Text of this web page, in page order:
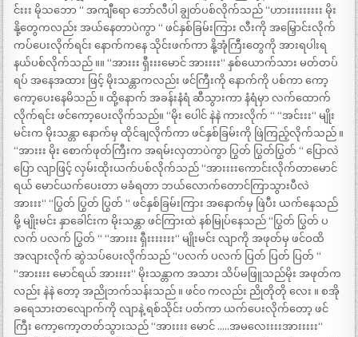
င်းးး မိုသဘော “ အကျီရော ဘော်လီပါ ချွတ်ပစ်လိုက်သည် “ဟားးးးးးးးး မိုး
နို့တွေကလည်း အယ်နေတာပဲကွာ “ ဖင်နှစ်ခြမ်းကြား လီးကို အမြှောင်းလိုက်
ကပ်ပေးလိုက်ရင်း နောက်ကနေ သိုင်းဖက်ကာ နို့အုံကြီးတွေကို အားရပါးရ
နယ်ပစ်လိုက်သည် ။။ “အားးး ရှီးးးမောင် အားးးး“ နှစ်ယောက်သား မတ်တပ်
ရပ် အနေအထား ဖြင့် မိုးသန္တာကလည်း ဖင်ကြီးကို နောက်ကို ပစ်ကာ ကော့
ကော့ပေးနေမိသည် ။ ထို့နောက် အခန်းနံရံ ဆီသွားကာ နံရံမှာ လက်ထောက်
လိုက်ရင်း ဖင်ကော့ပေးလိုက်သည်။ “မိုး ပေါင် နဲနဲ ကားလိုက် “ “အင်းးး“ မျိုး
မင်းက မိုးသန္တာ နောက်မှ ထိုင်ချလိုက်ကာ ဖင်နှစ်ခြမ်းကို ဖြဲကြည့်လိုက်သည် ။
“အားးး မိုး စောက်ဖုတ်ကြီးက အရမ်းလှတာပဲကွာ ပြွတ် ပြွတ်ပြွတ် “ ပြောလဲ
ပြော လျာဖြင့် လှမ်းထိုးယက်ပစ်လိုက်သည် “အားးးးကောင်းလိုက်တာမောင်
ရယ် မောင်ယက်ပေးတာ မခံရတာ ဘယ်လောက်တောင်ကြာသွားပီလဲ
အားးး“ “ပြွတ် ပြွတ် ပြွတ် “ ဖင်နှစ်ခြမ်းကြား အနောက်မှ ဖြဲပီး ယက်နေသည်
မို့ မျိုးမင်း နှာခေါင်းက မိုးသန္တာ ဖင်ကြားထဲ နစ်မြုပ်နေသည် “ပြွတ် ပြွတ် ပ
လက် ပလက် ပြွတ် “ “အားးး ရှီးးးးးးး“ မျိုးမင်း လျာကို အဖုတ်မှ ဖင်ဝထိ
အလျားလိုက် ဆွဲသပ်ပေးလိုက်သည် “ပလက် ပလက် ပြတ် ပြတ် ပြတ် “
“အားးးး မောင်ရယ် အားးးး“ မိုးသန္တာက အသား သိပ်မဖြူသည်မိုး အဖုတ်က
လည်း နဲနဲ တော့ အညိုဘက်သန်းသည် ။ ဖင်၀ ကလည်း ညိုတိုတို လေး ။ စအို
ခရေသားတလျောက်ကို လျာနဲ့ ရစ်သိုင်း ပတ်ကာ ယက်ပေးလိုက်တော့ ဖင်
ကြီး ကော့ကော့တတ်သွားသည် “အားးးး မောင် …..အမလေးးးးအားးးးး“